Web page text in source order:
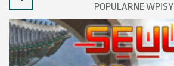
POPULARNE WPISY